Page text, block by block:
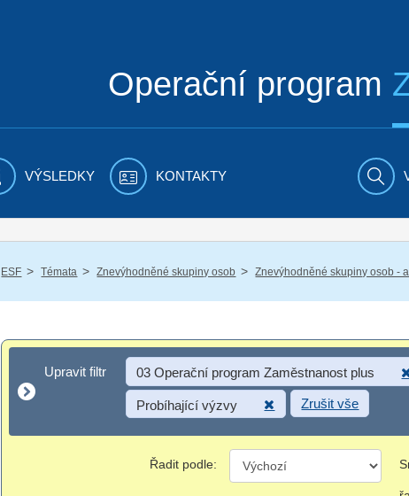
Operační program
VÝSLEDKY KONTAKTY
ESF / Témata / Znevýhodněné skupiny osob / Znevýhodněné skupiny osob -
Upravit filtr
Upravit filtr 03 Operační program Zaměstnanost plus
Probíhající výzvy Zrušit vše
Řadit podle: